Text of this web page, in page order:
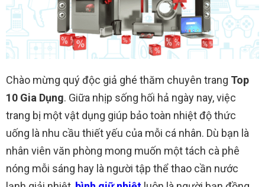
Chào mừng quý độc giả ghé thăm chuyên trang Top
10 Gia Dụng. Giữa nhịp sống hối hả ngày nay, việc
trang bị một vật dụng giúp bảo toàn nhiệt độ thức
uống là nhu cầu thiết yếu của mỗi cá nhân. Dù bạn là
nhân viên văn phòng mong muốn một tách cà phê
nóng mỗi sáng hay là người tập thể thao cần nước